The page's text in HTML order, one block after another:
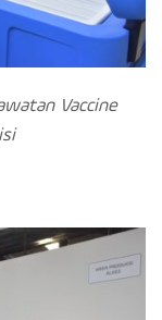
Vaccine